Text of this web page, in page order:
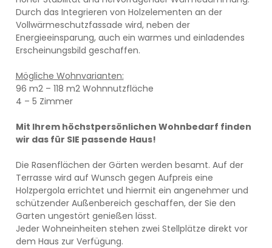
Durch das Integrieren von Holzelementen an der
Vollwärmeschutzfassade wird, neben der
Energieeinsparung, auch ein warmes und einladendes
Erscheinungsbild geschaffen.
Mögliche Wohnvarianten:
96 m2 – 118 m2 Wohnnutzfläche
4 – 5 Zimmer
Mit Ihrem höchstpersönlichen Wohnbedarf finden
wir das für SIE passende Haus!
Die Rasenflächen der Gärten werden besamt. Auf der
Terrasse wird auf Wunsch gegen Aufpreis eine
Holzpergola errichtet und hiermit ein angenehmer und
schützender Außenbereich geschaffen, der Sie den
Garten ungestört genießen lässt.
Jeder Wohneinheiten stehen zwei Stellplätze direkt vor
dem Haus zur Verfügung.